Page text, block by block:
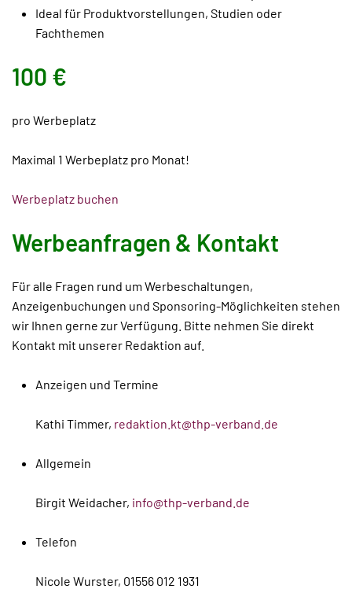
Ideal für Produktvorstellungen, Studien oder
Fachthemen
100 €
pro Werbeplatz
Maximal 1 Werbeplatz pro Monat!
Werbeplatz buchen
Werbeanfragen & Kontakt
Für alle Fragen rund um Werbeschaltungen,
Anzeigenbuchungen und Sponsoring-Möglichkeiten stehen
wir Ihnen gerne zur Verfügung. Bitte nehmen Sie direkt
Kontakt mit unserer Redaktion auf.
Anzeigen und Termine
Kathi Timmer, redaktion.kt@thp-verband.de
Allgemein
Birgit Weidacher, info@thp-verband.de
Telefon
Nicole Wurster, 01556 012 1931